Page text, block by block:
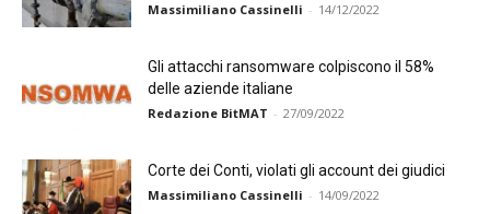
Massimiliano Cassinelli - 14/12/2022
Gli attacchi ransomware colpiscono il 58%
delle aziende italiane
Redazione BitMAT - 27/09/2022
Corte dei Conti, violati gli account dei giudici
Massimiliano Cassinelli - 14/09/2022